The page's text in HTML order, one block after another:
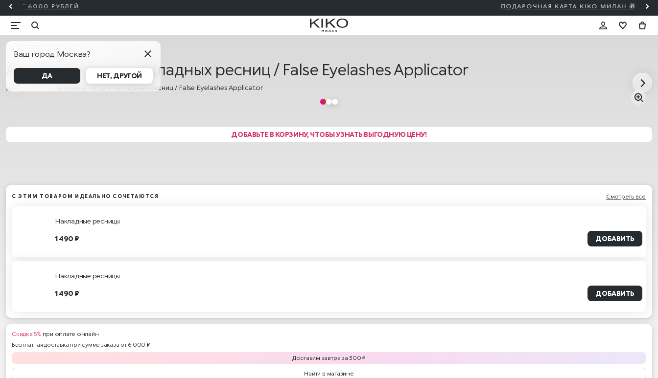
Ваш город Москва?
ДА НЕТ, ДРУГОЙ
KIKO Милан
Аппликатор для накладных ресниц / False Eyelashes Applicator
ДОБАВЬТЕ В КОРЗИНУ, ЧТОБЫ УЗНАТЬ ВЫГОДНУЮ ЦЕНУ!
С ЭТИМ ТОВАРОМ ИДЕАЛЬНО СОЧЕТАЮТСЯ Смотреть все
Накладные ресницы
1 490 ₽ ДОБАВИТЬ
Накладные ресницы
1 490 ₽ ДОБАВИТЬ
Скидка 5% при оплате онлайн
Бесплатная доставка при сумме заказа от 6 000 ₽
Доставим завтра за300 ₽
Найти в магазине